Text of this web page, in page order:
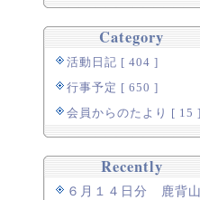
Category
活動日記 [ 404 ]
行事予定 [ 650 ]
会員からのたより [ 15 ]
Recently
６月１４日分 鹿背